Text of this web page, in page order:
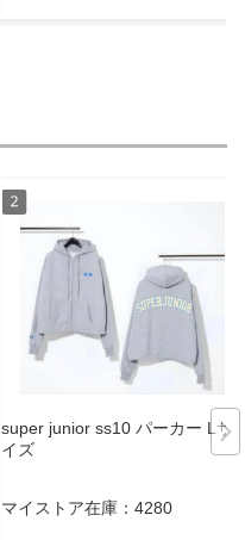
super junior ss10 パーカー Lサ
イズ
マイストア在庫： 4280